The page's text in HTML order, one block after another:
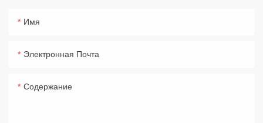
Имя
Электронная Почта
Содержание